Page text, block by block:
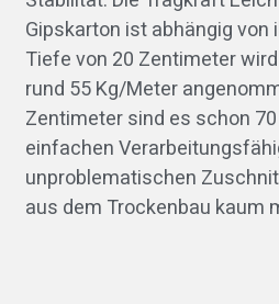
Gipskarton ist abhängig von
Tiefe von 20 Zentimeter
rund 55 Kg/Meter
Zentimeter sind es schon
einfachen
unproblematischen
aus dem Trockenbau kaum